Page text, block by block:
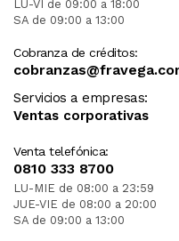
LU-VI de 09:00 a 18:00
SA de 09:00 a 13:00
Cobranza de créditos:
Servicios a empresas:
Ventas corporativas
Venta telefónica:
0810 333 8700
LU-MIE de 08:00 a 23:59
JUE-VIE de 08:00 a 20:00
SA de 09:00 a 13:00